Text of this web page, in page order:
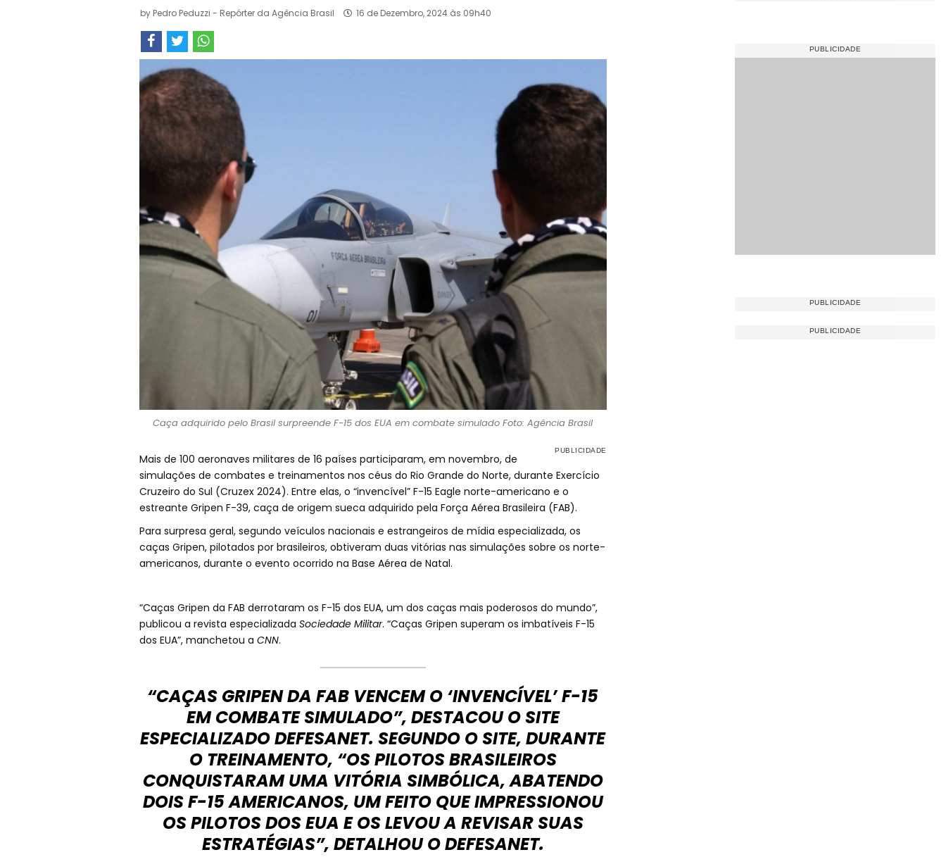
by Pedro Peduzzi - Repórter da Agência Brasil 16 de Dezembro, 2024 às 09h40
Caça adquirido pelo Brasil surpreende F-15 dos EUA em combate simulado Foto: Agência Brasil
Mais de 100 aeronaves militares de 16 países participaram, em novembro, de
simulações de combates e treinamentos nos céus do Rio Grande do Norte, durante Exercício
Cruzeiro do Sul (Cruzex 2024). Entre elas, o “invencível” F-15 Eagle norte-americano e o
estreante Gripen F-39, caça de origem sueca adquirido pela Força Aérea Brasileira (FAB).
Para surpresa geral, segundo veículos nacionais e estrangeiros de mídia especializada, os
caças Gripen, pilotados por brasileiros, obtiveram duas vitórias nas simulações sobre os norte-
americanos, durante o evento ocorrido na Base Aérea de Natal.
“Caças Gripen da FAB derrotaram os F-15 dos EUA, um dos caças mais poderosos do mundo”,
publicou a revista especializada Sociedade Militar. “Caças Gripen superam os imbatíveis F-15
dos EUA”, manchetou a CNN.
“CAÇAS GRIPEN DA FAB VENCEM O ‘INVENCÍVEL’ F-15
EM COMBATE SIMULADO”, DESTACOU O SITE
ESPECIALIZADO DEFESANET. SEGUNDO O SITE, DURANTE
O TREINAMENTO, “OS PILOTOS BRASILEIROS
CONQUISTARAM UMA VITÓRIA SIMBÓLICA, ABATENDO
DOIS F-15 AMERICANOS, UM FEITO QUE IMPRESSIONOU
OS PILOTOS DOS EUA E OS LEVOU A REVISAR SUAS
ESTRATÉGIAS”, DETALHOU O DEFESANET.